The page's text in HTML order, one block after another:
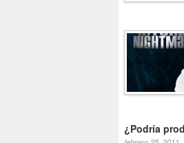
¿Podría